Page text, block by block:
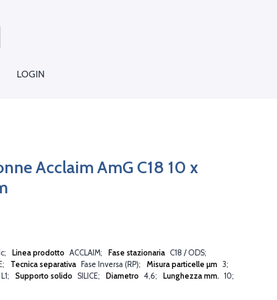
LOGIN
Acclaim AmG C18 10 x
Linea prodotto ACCLAIM Fase stazionaria C18 / ODS
Tecnica separativa Fase Inversa (RP) Misura particelle µm 3
L1 Supporto solido SILICE Diametro 4,6 Lunghezza mm. 10